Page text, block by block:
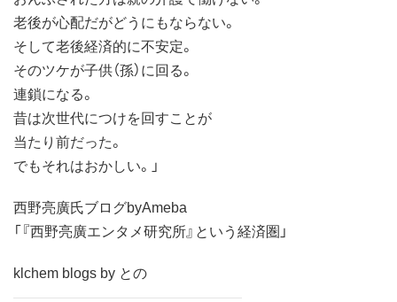
老後が心配だがどうにもならない。
そして老後経済的に不安定。
そのツケが子供（孫）に回る。
連鎖になる。
昔は次世代につけを回すことが
当たり前だった。
でもそれはおかしい。」
西野亮廣氏ブログbyAmeba
「『西野亮廣エンタメ研究所』という経済圏」
klchem blogs by との